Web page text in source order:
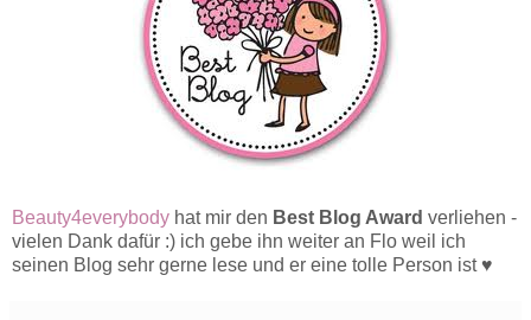
Beauty4everybody hat mir den Best Blog Award verliehen -
vielen Dank dafür :) ich gebe ihn weiter an Flo weil ich
seinen Blog sehr gerne lese und er eine tolle Person ist ♥